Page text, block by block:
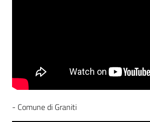
- Comune di Graniti